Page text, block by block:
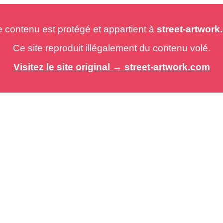
est protégé et appartient à street-
Ce site reproduit illégalement du contenu volé.
Visitez le site original → street-artwork.com